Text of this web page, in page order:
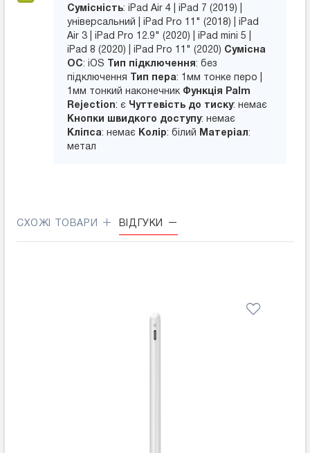
Сумісність: iPad Air 4 | iPad 7 (2019) |
універсальний | iPad Pro 11" (2018) | iPad
Air 3 | iPad Pro 12.9" (2020) | iPad mini 5 |
iPad 8 (2020) | iPad Pro 11" (2020) Сумісна
ОС: iOS Тип підключення: без
підключення
Тип пера: 1мм тонке перо |
1мм тонкий наконечник Функція Palm
Rejection: є Чуттевість до тиску: немає
Кнопки швидкого доступу: немає
Кліпса: немає Колір: білий Матеріал:
метал
СХОЖІ ТОВАРИ ВІДГУКИ